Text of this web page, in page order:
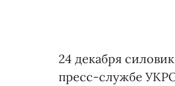
24 декабря
пресс-службе